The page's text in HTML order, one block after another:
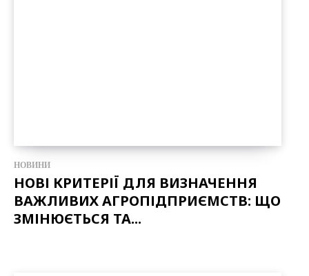
НОВИНИ
НОВІ КРИТЕРІЇ ДЛЯ ВИЗНАЧЕННЯ
ВАЖЛИВИХ АГРОПІДПРИЄМСТВ: ЩО
ЗМІНЮЄТЬСЯ ТА...